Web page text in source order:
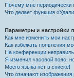
Почему мне периодически
Что делает функция
Параметры и настройки
Как мне изменить мои
Как избежать появления
На конференции
Я изменил часовой пояс,
Моего языка нет в списке!
Что означают